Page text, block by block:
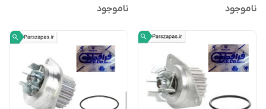
ناموجود
206)
ناموجود